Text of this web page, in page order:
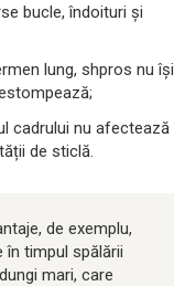
bucle, îndoituri și
lung, shpros nu își
cadrului nu afectează
de sticlă.
de exemplu,
în timpul spălării
mari, care